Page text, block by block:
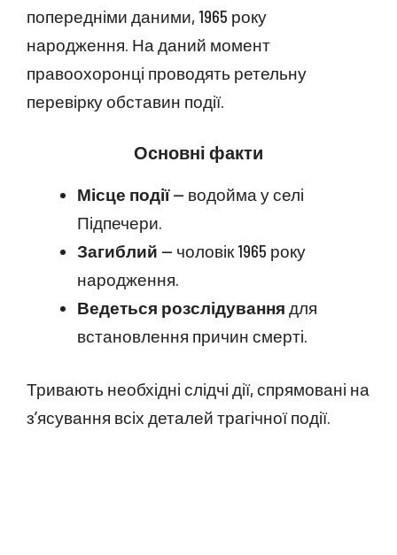
попередніми даними, 1965 року
народження. На даний момент
правоохоронці проводять ретельну
перевірку обставин події.
Основні факти
Місце події— водойма у селі
Підпечери.
Загиблий — чоловік 1965 року
народження.
Ведеться розслідування для
встановлення причин смерті.
Тривають необхідні слідчі дії, спрямовані на
з’ясування всіх деталей трагічної події.